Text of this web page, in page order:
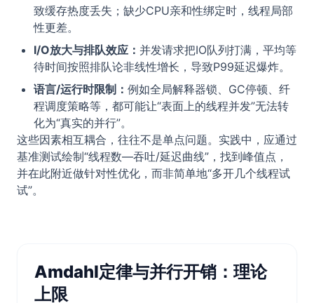
致缓存热度丢失；缺少CPU亲和性绑定时，线程局部
性更差。
I/O放大与排队效应： 并发请求把IO队列打满，平均等
待时间按照排队论非线性增长，导致P99延迟爆炸。
语言/运行时限制： 例如全局解释器锁、GC停顿、纤
程调度策略等，都可能让“表面上的线程并发”无法转
化为“真实的并行”。
这些因素相互耦合，往往不是单点问题。实践中，应通过
基准测试绘制“线程数—吞吐/延迟曲线”，找到峰值点，
并在此附近做针对性优化，而非简单地“多开几个线程试
试”。
Amdahl定律与并行开销：理论
上限